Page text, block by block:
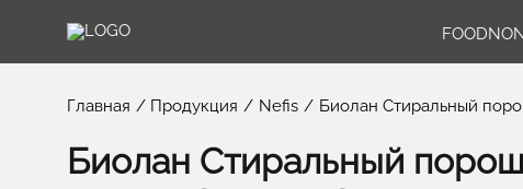
FOOD
Главная Продукция Nefis Биолан Стиральный
Биолан Стиральный